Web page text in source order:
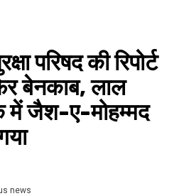
परिषद की रिपोर्ट
बेनकाब, लाल
में जैश-ए-मोहम्मद
news